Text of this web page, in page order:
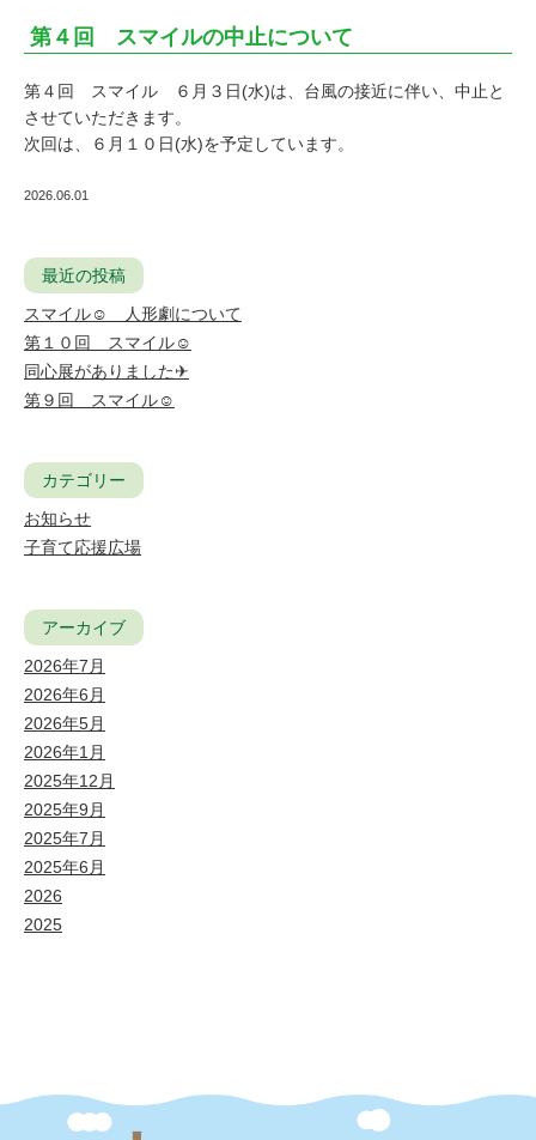
園
第４回 スマイルの中止について
第４回 スマイル ６月３日(水)は、台風の接近に伴い、中止と
させていただきます。
次回は、６月１０日(水)を予定しています。
2026.06.01
最近の投稿
スマイル☺ 人形劇について
第１０回 スマイル☺
同心展がありました✈
第９回 スマイル☺
カテゴリー
お知らせ
子育て応援広場
アーカイブ
2026年7月
2026年6月
2026年5月
2026年1月
2025年12月
2025年9月
2025年7月
2025年6月
2026
2025